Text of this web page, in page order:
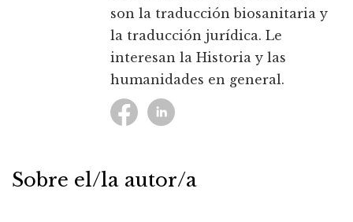
son la traducción biosanitaria y
la traducción jurídica. Le
interesan la Historia y las
humanidades en general.
Sobre el/la autor/a